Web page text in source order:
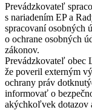
Prevádzkovateľ
s nariadením EP a
spracovaní osobných
o ochrane osobných
zákonov.
Prevádzkovateľ obec
že poveril externým
ochrany práv
informovať o
akýchkoľvek dotazov